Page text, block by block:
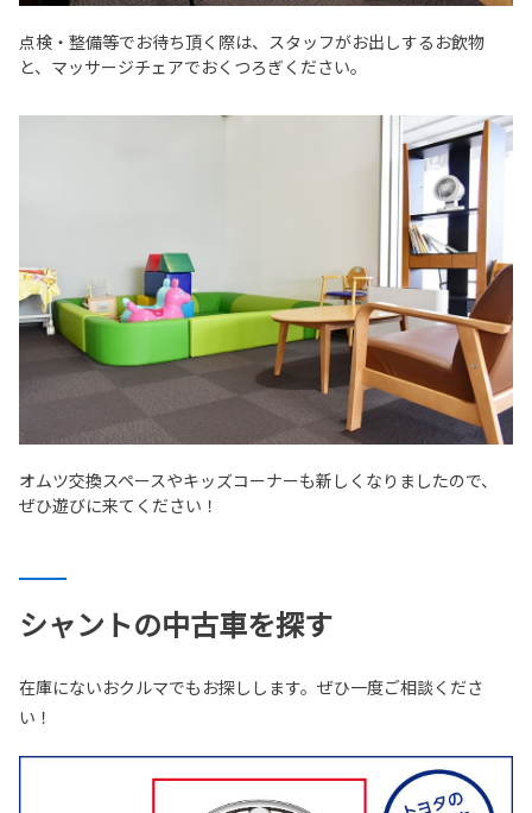
点検・整備等でお待ち頂く際は、スタッフがお出しするお飲物
と、マッサージチェアでおくつろぎください。
オムツ交換スペースやキッズコーナーも新しくなりましたので、
ぜひ遊びに来てください！
シャントの中古車を探す
在庫にないおクルマでもお探しします。ぜひ一度ご相談くださ
い！